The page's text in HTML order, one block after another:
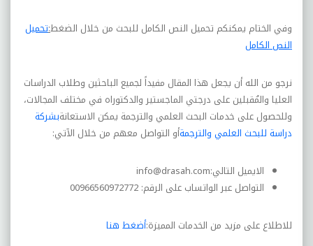
وفي الختام يمكنكم تحميل النص الكامل للبحث من خلال الضغط:تحميل
النص الكامل
نرجو من الله أن يجعل هذا المقال مفيداً لجميع الباحثين وطلاب الدراسات
العليا والمُقبلين على درجتي الماجستير والدكتوراه في مختلف المجالات،
وللحصول على خدمات البحث العلمي والترجمة يمكن الاستعانةبشركة
دراسة للبحث العلمي والترجمةأو التواصل معهم من خلال الآتي:
الايميل التالي:info@drasah.com
التواصل عبر الواتساب على الرقم: 00966560972772
للاطلاع على مزيد من الخدمات المميزة:أضغط هنا